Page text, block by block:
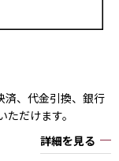
済、代金引換、銀行
だけます。
詳細を見る